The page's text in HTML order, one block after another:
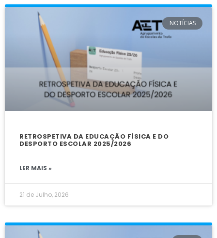
NOTÍCIAS
RETROSPETIVA DA EDUCAÇÃO FÍSICA E DO
DESPORTO ESCOLAR 2025/2026
LER MAIS »
21 de Julho, 2026